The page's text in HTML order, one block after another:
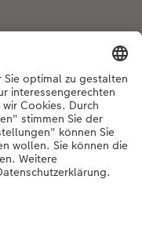
Sie uns gerne von
Sonntag von 10:00 –
unter der
kontaktieren.